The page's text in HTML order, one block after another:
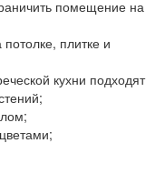
помещение на
плитке и
кухни подходят